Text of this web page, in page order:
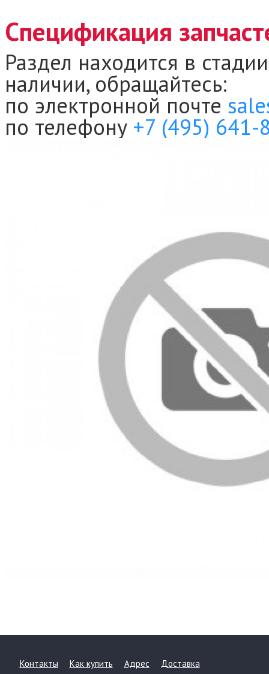
Спецификация
Раздел находится в
наличии, обращайтесь:
по электронной почте
по телефону +7 (495) 641-
Контакты Как купить Адрес Доставка